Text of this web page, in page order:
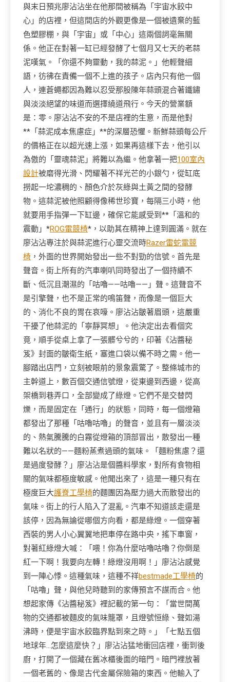
與末日預兆廖沾沾坐在他那間被稱為「宇宙水餃中
心」的店裡，但這間店的外觀更像是一個被遺棄的藍
色塑膠棚，與「宇宙」或「中心」這兩個詞毫無關
係。他正在對著一缸已經發酵了七個月又七天的老蒜
泥嘆氣。「你還不夠靈動，我的蒜泥。」他輕聲細
語，彷彿在責備一個不上進的孩子。店內只有他一個
人，連蒼蠅都因為難以忍受那股陳年蒜頭混合著鐵鏽
與淡淡絕望的味道而選擇繞道飛行。今天的營業額
是：零。廖沾沾不安的不是店裡的生意，而是他對
**「蒜泥成本焦慮症」**的深層恐懼。新鮮蒜頭每公斤
的價格正在以超光速上漲，如果再這樣下去，他引以
為傲的「靈魂蒜泥」將難以為繼。他拿著一把100室內
設計被磨得光滑、閃耀著不祥光芒的小銀勺，從缸底
撈起一坨濃稠的、顏色介於灰綠與土黃之間的發酵
物。這蒜泥被他照顧得像稀世珍寶，每隔三小時，他
就要用手指彈一下缸邊，確保它能感受到**「溫和的
震動」*ROG電競椅*，以助其在精神上達到圓滿。就在
廖沾沾專注於與蒜泥進行心靈交流時Razer雷蛇電競
椅 ，外面的世界開始發出一些不對勁的信號。首先是
聲音。街上所有的汽車喇叭同時發出了一個持續不
斷、低沉且潮濕的「咕嚕——咕嚕——」聲。這聲音不
是引擎聲，也不是正常的鳴笛聲，而像是一個巨大
的、消化不良的胃在哀嚎。廖沾沾皺著眉頭，這嚴重
干擾了他蒜泥的「寧靜冥想」。他決定出去看個究
竟，順手從桌上拿了一張髒兮兮的，印著《沾醬秘
笈》封面的皺衛生紙，塞進口袋以備不時之需。他一
腳踏出店門，立刻被眼前的景象震驚了。整條城市的
主幹道上，數百個交通信號燈，從東邊到西邊，從高
架橋到巷弄口，全部變成了綠燈。它們不是交替閃
爍，而是固定在「通行」的狀態，同時，每一個燈箱
都發出了那種「咕嚕咕嚕」的聲音，並且有一層淡淡
的、熱氣騰騰的白霧從燈箱的頂部冒出，散發出一種
難以名狀的——麵粉蒸煮過頭的氣味。「麵粉焦慮？還
是過度發酵？」廖沾沾是個醬料學家，對所有食物相
關的氣味都極度敏感。他聞出來了，這是一種只有在
極度巨大護脊工學椅的麵團因為壓力過大而散發出的
氣味。街上的行人陷入了混亂。汽車不知道該走還是
該停，因為無論從哪個方向看，都是綠燈。一個穿著
西裝的男人小心翼翼地把車停在路中央，搖下車窗，
對著紅綠燈大喊：「喂！你為什麼咕嚕咕嚕？你倒是
紅一下啊！我要向左轉！綠燈沒用啊！」廖沾沾感覺
到一陣心悸。這種氣味，這種不祥bestmade工學椅的
「咕嚕」聲，與他兒時聽到的家傳預言不謀而合。他
想起家傳《沾醬秘笈》裡記載的第一句：「當世間萬
物的交通都被麵皮的氣味籠罩，且燈號恒綠、聲如湯
沸時，便是宇宙水餃臨界點到來之時。」「七點五個
地球年…怎麼這麼快？」廖沾沾猛地衝回店裡，衝到後
廚，打開了一個藏在舊冰櫃後面的暗門。暗門裡放著
一個老舊的、像是古代金屬保險箱的東西。他輸入了